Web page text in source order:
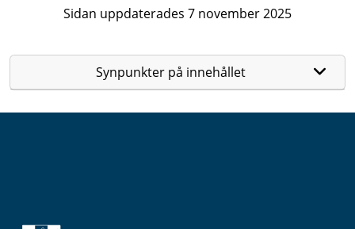
Sidan uppdaterades 7 november 2025
Synpunkter på innehållet